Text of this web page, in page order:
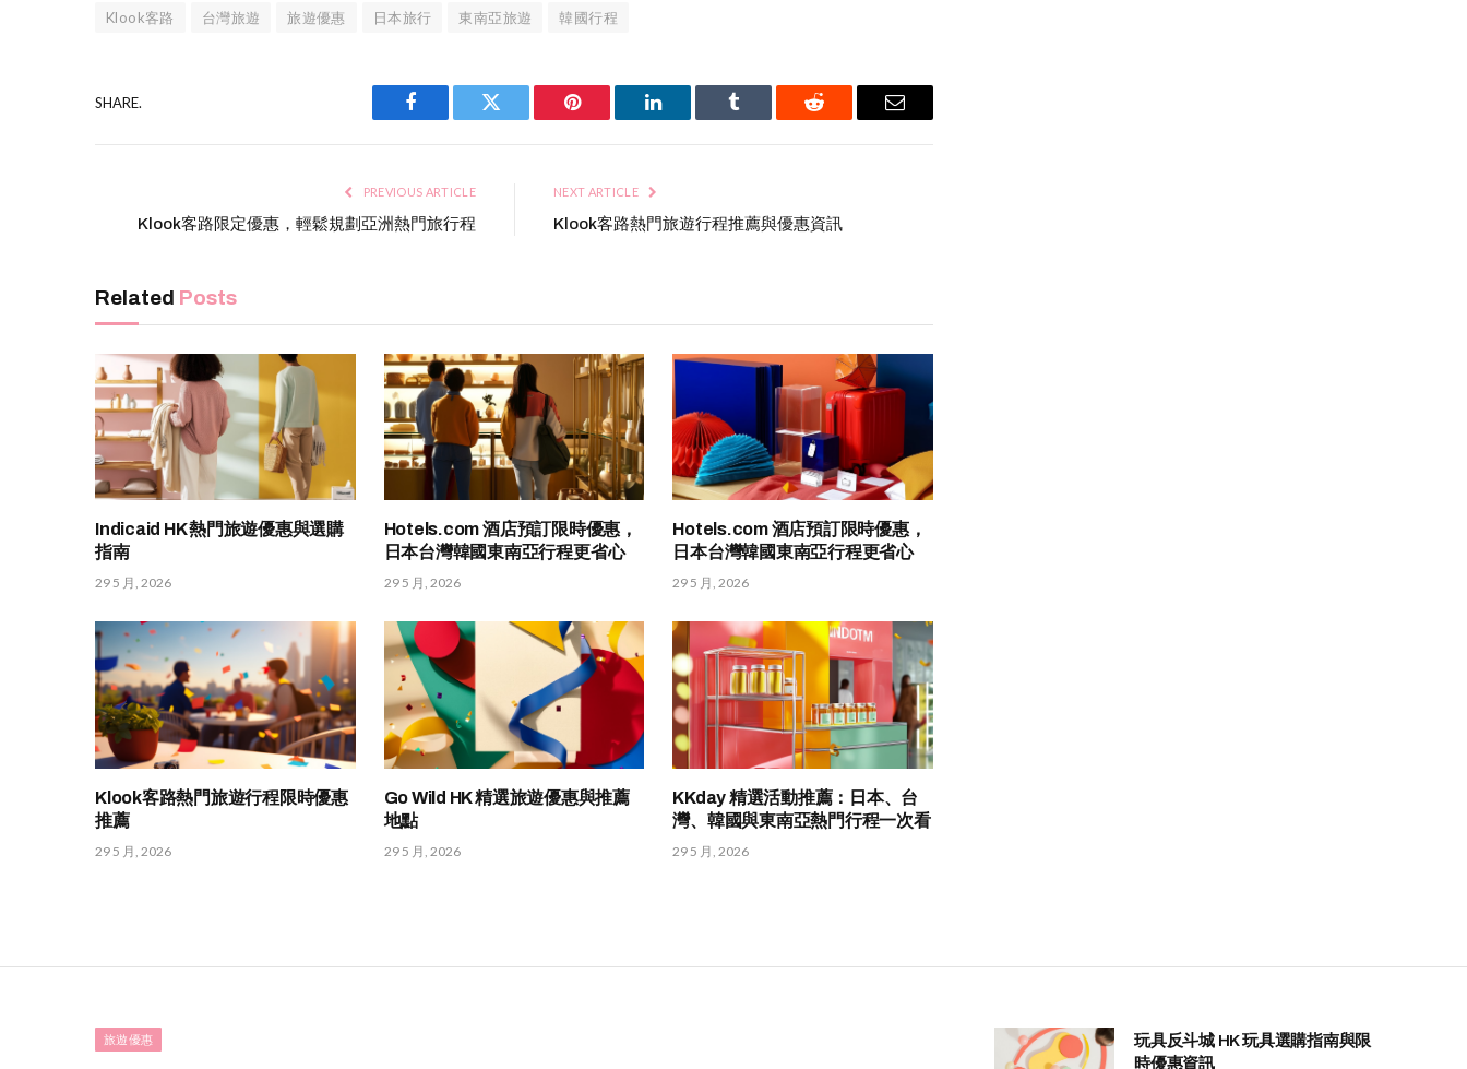
Klook客路 台灣旅遊 旅遊優惠 日本旅行 東南亞旅遊 韓國行程
SHARE.
Facebook Twitter Pinterest LinkedIn Tumblr Reddit Email
PREVIOUS ARTICLE
Klook客路限定優惠，輕鬆規劃亞洲熱門旅行程
NEXT ARTICLE
Klook客路熱門旅遊行程推薦與優惠資訊
Related Posts
Indicaid HK 熱門旅遊優惠與選購
指南
29 5 月, 2026
Hotels.com 酒店預訂限時優惠，
日本台灣韓國東南亞行程更省心
29 5 月, 2026
Hotels.com 酒店預訂限時優惠，
日本台灣韓國東南亞行程更省心
29 5 月, 2026
Klook客路熱門旅遊行程限時優惠
推薦
29 5 月, 2026
Go Wild HK 精選旅遊優惠與推薦
地點
29 5 月, 2026
KKday 精選活動推薦：日本、台
灣、韓國與東南亞熱門行程一次看
29 5 月, 2026
旅遊優惠
玩具反斗城 HK 玩具選購指南與限
時優惠資訊